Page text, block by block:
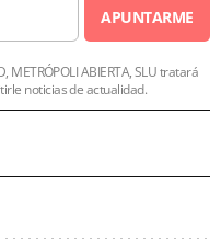
APUNTARME
METRÓPOLI ABIERTA, SLU tratará
noticias de actualidad.